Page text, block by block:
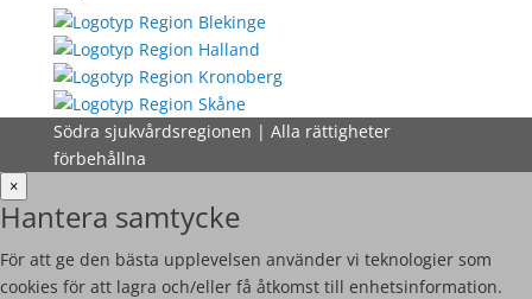
Södra sjukvårdsregionen | Alla rättigheter
förbehållna
×
Hantera samtycke
För att ge den bästa upplevelsen använder vi teknologier som
cookies för att lagra och/eller få åtkomst till enhetsinformation.